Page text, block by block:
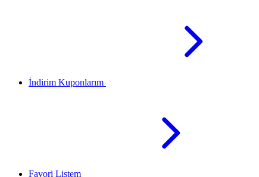
İndirim Kuponlarım
Favori Listem